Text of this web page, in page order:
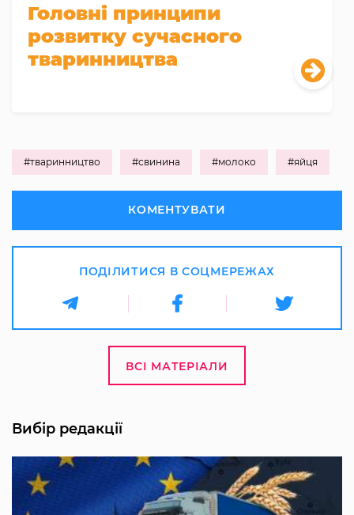
Головні принципи
розвитку сучасного
тваринництва
#тваринництво #свинина #молоко #яйця
КОМЕНТУВАТИ
ПОДІЛИТИСЯ В СОЦМЕРЕЖАХ
ВСІ МАТЕРІАЛИ
Вибір редакції